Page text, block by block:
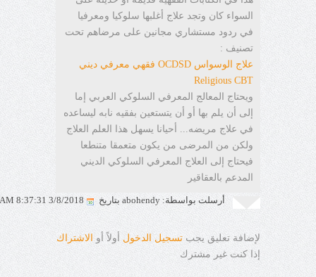
السواء كان وتجد علاج أغلبها سلوكيا ومعرفيا
في ردود مستشاري مجانين على مرضاهم تحت
تصنيف :
علاج الوسواس OCDSD فقهي معرفي ديني
Religious CBT
ويحتاج المعالج المعرفي السلوكي العربي إما
إلى أن يلم بها أو أن يتستعين بفقيه نابه ليساعده
في علاج مريضه... أحيانا يسهل هذا العلم العلاج
ولكن من المرضى من يكون متعمقا متنطعا
فيحتاج إلى العلاج المعرفي السلوكي الديني
المدعم بالعقاقير
أرسلت بواسطة: abohendy بتاريخ 3/8/2018 8:37:31 AM
لإضافة تعليق يجبتسجيل الدخول أولاً أو الاشتراك
إذا كنت غير مشترك